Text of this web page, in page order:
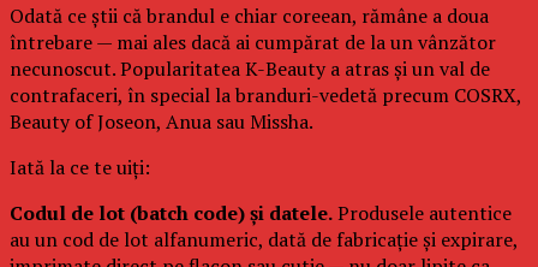
Odată ce știi că brandul e chiar coreean, rămâne a doua
întrebare — mai ales dacă ai cumpărat de la un vânzător
necunoscut. Popularitatea K-Beauty a atras și un val de
contrafaceri, în special la branduri-vedetă precum COSRX,
Beauty of Joseon, Anua sau Missha.
Iată la ce te uiți:
Codul de lot (batch code) și datele.Produsele autentice
au un cod de lot alfanumeric, dată de fabricație și expirare,